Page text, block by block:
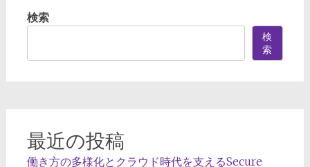
検索
検
索
最近の投稿
働き方の多様化とクラウド時代を支えるSecure